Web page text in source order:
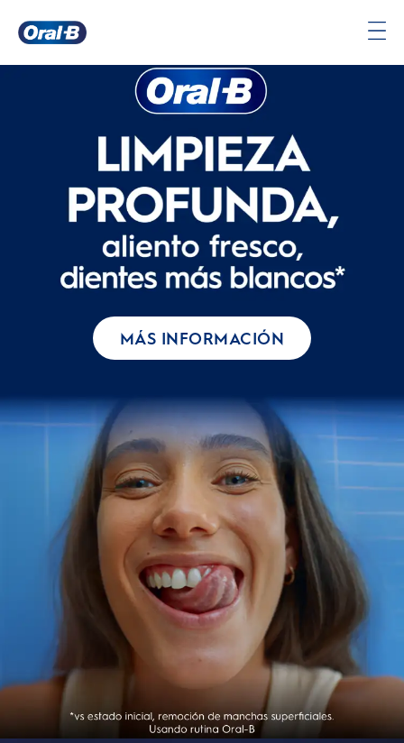
MÁS INFORMACIÓN